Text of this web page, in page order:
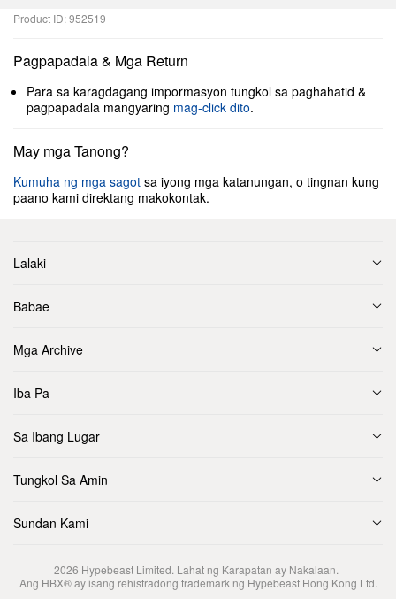
Product ID: 952519
Pagpapadala & Mga Return
Para sa karagdagang impormasyon tungkol sa paghahatid &
pagpapadala mangyaring mag-click dito.
May mga Tanong?
Kumuha ng mga sagot sa iyong mga katanungan, o tingnan kung
paano kami direktang makokontak.
Lalaki
Babae
Mga Archive
Iba Pa
Sa Ibang Lugar
Tungkol Sa Amin
Sundan Kami
2026 Hypebeast Limited. Lahat ng Karapatan ay Nakalaan.
Ang HBX® ay isang rehistradong trademark ng Hypebeast Hong Kong Ltd.